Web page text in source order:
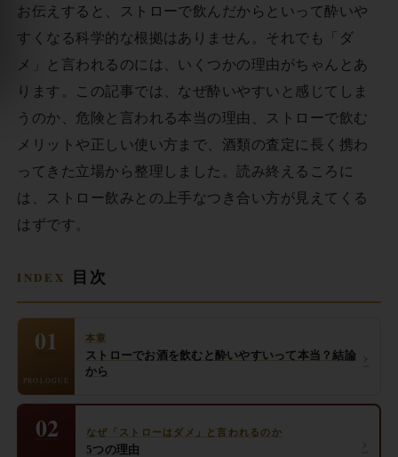
お伝えすると、ストローで飲んだからといって酔いや
すくなる科学的な根拠はありません。それでも「ダ
メ」と言われるのには、いくつかの理由がちゃんとあ
ります。この記事では、なぜ酔いやすいと感じてしま
うのか、危険と言われる本当の理由、ストローで飲む
メリットや正しい使い方まで、酒類の査定に長く携わ
ってきた立場から整理しました。読み終えるころに
は、ストロー飲みとの上手なつき合い方が見えてくる
はずです。
目次
01
PROLOGUE
本章
ストローでお酒を飲むと酔いやすいって本当？結論
から
›
02 なぜ「ストローはダメ」と言われるのか
5つの理由 ›